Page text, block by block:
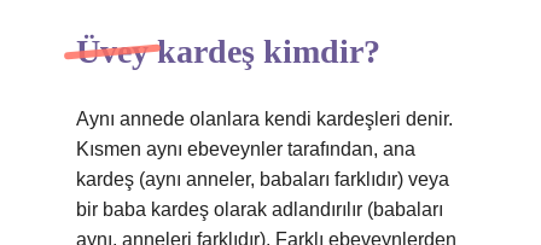
Üvey kardeş kimdir?
Aynı annede olanlara kendi kardeşleri denir.
Kısmen aynı ebeveynler tarafından, ana
kardeş (aynı anneler, babaları farklıdır) veya
bir baba kardeş olarak adlandırılır (babaları
aynı, anneleri farklıdır). Farklı ebeveynlerden